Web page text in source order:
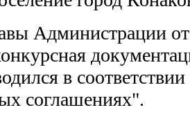
Администрации
в
соглашениях".